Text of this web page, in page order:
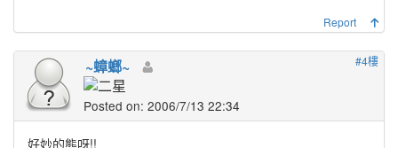
Report
#4樓
~蟑螂~
Posted on: 2006/7/13 22:34
好妙的熊呀!!